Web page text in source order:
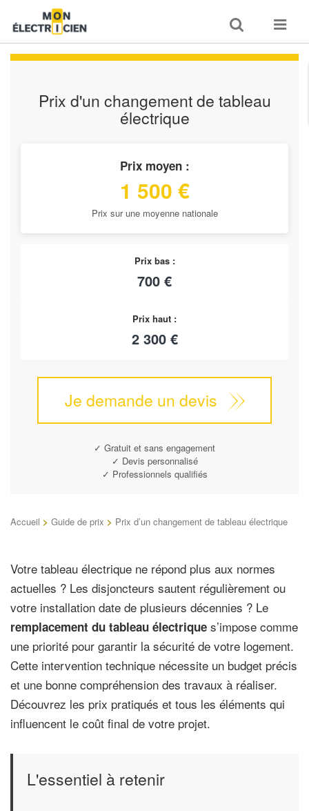
Toggle
search
Toggle
Prix d'un changement de tableau
électrique
Prix moyen :
1 500 €
Prix sur une moyenne nationale
Prix bas :
700 €
Prix haut :
2 300 €
Je demande un devis
✓ Gratuit et sans engagement
✓ Devis personnalisé
✓ Professionnels qualifiés
Accueil > Guide de prix > Prix d’un changement de tableau électrique
Votre tableau électrique ne répond plus aux normes
actuelles ? Les disjoncteurs sautent régulièrement ou
votre installation date de plusieurs décennies ? Le
remplacement du tableau électrique s’impose comme
une priorité pour garantir la sécurité de votre logement.
Cette intervention technique nécessite un budget précis
et une bonne compréhension des travaux à réaliser.
Découvrez les prix pratiqués et tous les éléments qui
influencent le coût final de votre projet.
L'essentiel à retenir